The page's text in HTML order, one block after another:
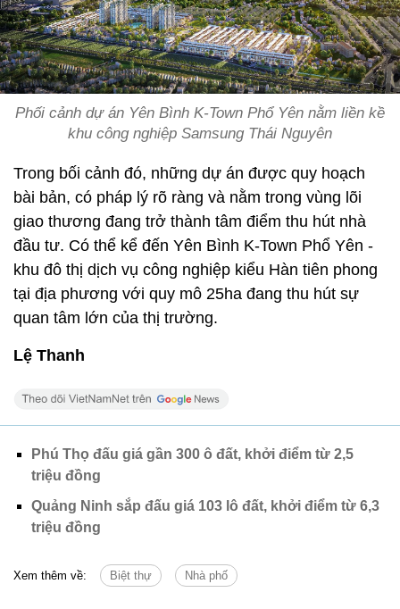
Phối cảnh dự án Yên Bình K-Town Phổ Yên nằm liền kề
khu công nghiệp Samsung Thái Nguyên
Trong bối cảnh đó, những dự án được quy hoạch
bài bản, có pháp lý rõ ràng và nằm trong vùng lõi
giao thương đang trở thành tâm điểm thu hút nhà
đầu tư. Có thể kể đến Yên Bình K-Town Phổ Yên -
khu đô thị dịch vụ công nghiệp kiểu Hàn tiên phong
tại địa phương với quy mô 25ha đang thu hút sự
quan tâm lớn của thị trường.
Lệ Thanh
Phú Thọ đấu giá gần 300 ô đất, khởi điểm từ 2,5
triệu đồng
Quảng Ninh sắp đấu giá 103 lô đất, khởi điểm từ 6,3
triệu đồng
Xem thêm về: Biệt thự Nhà phố